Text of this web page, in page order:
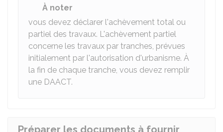
À noter
vous devez déclarer l'achèvement total ou
partiel des travaux. L'achèvement partiel
concerne les travaux par tranches, prévues
initialement par l'autorisation d'urbanisme. À
la fin de chaque tranche, vous devez remplir
une DAACT.
Préparer les documents à fournir